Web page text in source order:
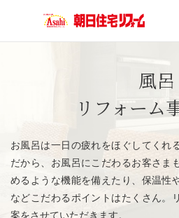
風呂
リフォーム
お風呂は一日の疲れをほぐしてくれ
だから、お風呂にこだわるお客さま
めるような機能を備えたり、保温性
などこだわるポイントはたくさん。
案をさせていただきます。